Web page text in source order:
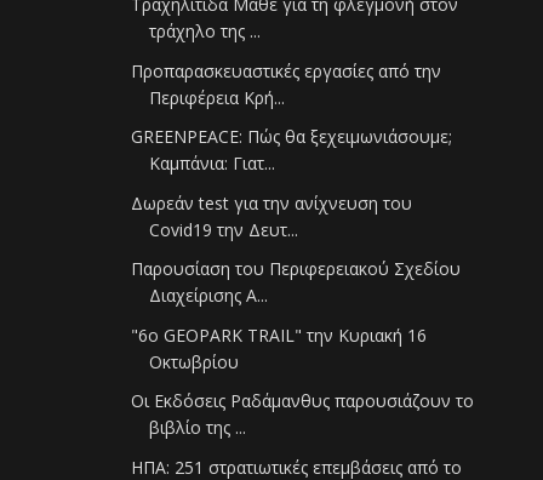
Τραχηλίτιδα Μάθε για τη φλεγμονή στον
τράχηλο της ...
Προπαρασκευαστικές εργασίες από την
Περιφέρεια Κρή...
GREENPEACE: Πώς θα ξεχειμωνιάσουμε;
Καμπάνια: Γιατ...
Δωρεάν test για την ανίχνευση του
Covid19 την Δευτ...
Παρουσίαση του Περιφερειακού Σχεδίου
Διαχείρισης Α...
"6ο GEOPARK TRAIL" την Κυριακή 16
Οκτωβρίου
Οι Εκδόσεις Ραδάμανθυς παρουσιάζουν το
βιβλίο της ...
ΗΠΑ: 251 στρατιωτικές επεμβάσεις από το